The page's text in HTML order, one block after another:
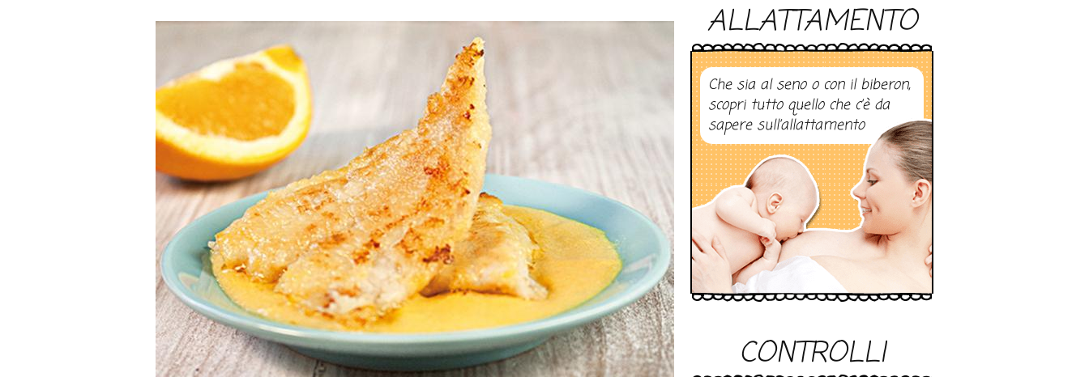
ALLATTAMENTO
Che sia al seno o con il biberon,
scopri tutto quello che c’è da
sapere sull’allattamento
CONTROLLI